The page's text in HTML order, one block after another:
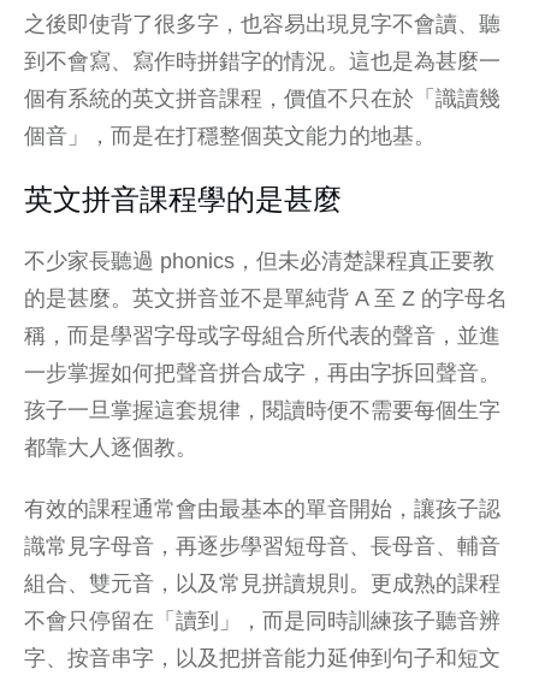
之後即使背了很多字，也容易出現見字不會讀、聽
到不會寫、寫作時拼錯字的情況。這也是為甚麼一
個有系統的英文拼音課程，價值不只在於「識讀幾
個音」，而是在打穩整個英文能力的地基。
英文拼音課程學的是甚麼
不少家長聽過 phonics，但未必清楚課程真正要教
的是甚麼。英文拼音並不是單純背 A 至 Z 的字母名
稱，而是學習字母或字母組合所代表的聲音，並進
一步掌握如何把聲音拼合成字，再由字拆回聲音。
孩子一旦掌握這套規律，閱讀時便不需要每個生字
都靠大人逐個教。
有效的課程通常會由最基本的單音開始，讓孩子認
識常見字母音，再逐步學習短母音、長母音、輔音
組合、雙元音，以及常見拼讀規則。更成熟的課程
不會只停留在「讀到」，而是同時訓練孩子聽音辨
字、按音串字，以及把拼音能力延伸到句子和短文